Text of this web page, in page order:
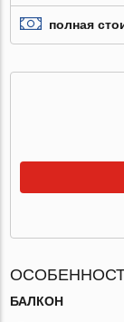
полная
БАЛКОН